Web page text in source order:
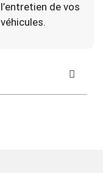
l’entretien de vos
véhicules.